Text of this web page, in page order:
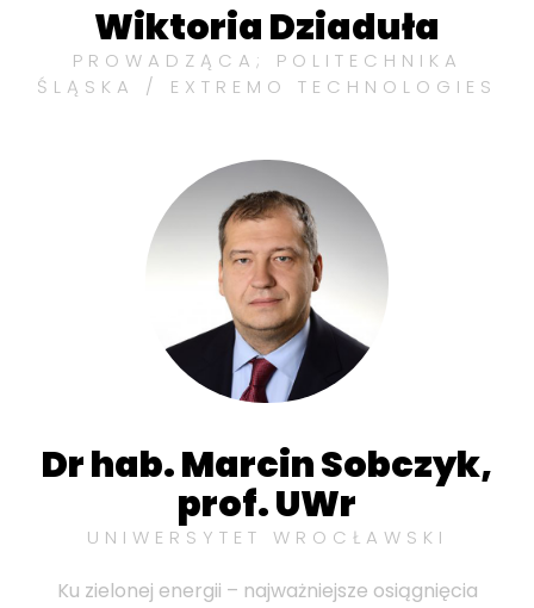
Wiktoria Dziaduła
PROWADZĄCA; POLITECHNIKA
ŚLĄSKA / EXTREMO TECHNOLOGIES
Dr hab. Marcin Sobczyk,
prof. UWr
UNIWERSYTET WROCŁAWSKI
Ku zielonej energii – najważniejsze osiągnięcia